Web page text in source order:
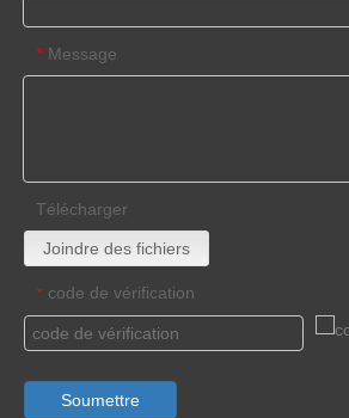
* Message
Télécharger
Joindre des fichiers
* code de vérification
Soumettre